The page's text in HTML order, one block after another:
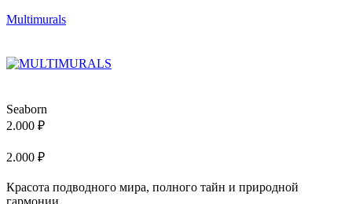
Multimurals
Seaborn
2.000 ₽
2.000 ₽
Красота подводного мира, полного тайн и природной
гармонии.